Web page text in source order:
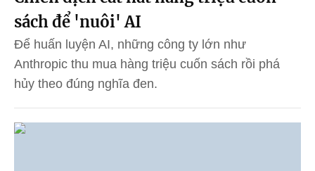
sách để 'nuôi' AI
Để huấn luyện AI, những công ty lớn như
Anthropic thu mua hàng triệu cuốn sách rồi phá
hủy theo đúng nghĩa đen.